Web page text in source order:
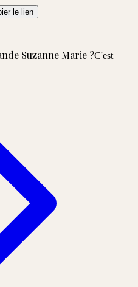
le lien
Suzanne Marie ?C'est